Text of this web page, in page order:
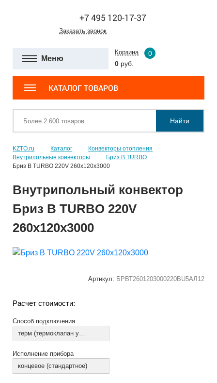
+7 495 120-17-37
Заказать звонок
Меню
Корзина
0
0 руб.
КАТАЛОГ ТОВАРОВ
Найти
KZTO.ru Каталог
Конвекторы отопления
Внутрипольные конвекторы
Бриз В TURBO
Бриз В TURBO 220V 260х120х3000
Внутрипольный конвектор
Бриз В TURBO 220V
260х120х3000
Артикул: БРВТ2601203000220ВU5АЛ12
Расчет стоимости:
Способ подключения
терм (термоклапан установлен)
Исполнение прибора
концевое (стандартное)